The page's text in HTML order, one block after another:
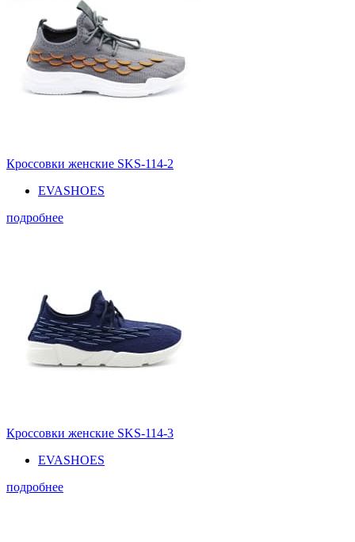
Кроссовки женские SKS-114-2
EVASHOES
подробнее
Кроссовки женские SKS-114-3
EVASHOES
подробнее